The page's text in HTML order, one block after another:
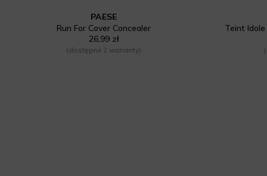
PAESE
Run For Cover Concealer
26,99 zł
(dostępne 2 warianty)
Teint